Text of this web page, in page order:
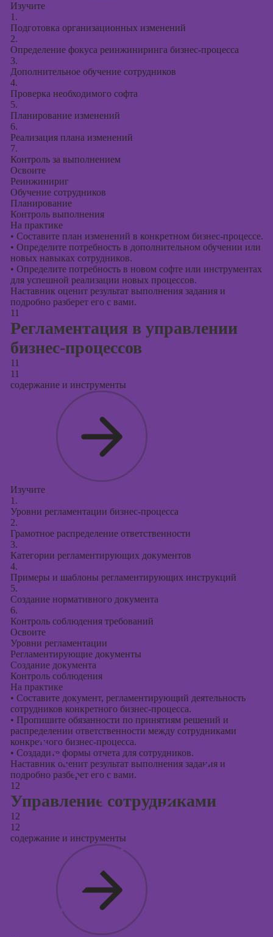
Изучите
1.
Подготовка организационных изменений
2.
Определение фокуса реинжиниринга бизнес-процесса
3.
Дополнительное обучение сотрудников
4.
Проверка необходимого софта
5.
Планирование изменений
6.
Реализация плана изменений
7.
Контроль за выполнением
Освоите
Реинжинириг
Обучение сотрудников
Планирование
Контроль выполнения
На практике
• Составите план изменений в конкретном бизнес-процессе.
• Определите потребность в дополнительном обучении или
новых навыках сотрудников.
• Определите потребность в новом софте или инструментах
для успешной реализации новых процессов.
Наставник оценит результат выполнения задания и
подробно разберет его с вами.
11
Регламентация в управлении
бизнес-процессов
11
11
содержание и инструменты
Изучите
1.
Уровни регламентации бизнес-процесса
2.
Грамотное распределение ответственности
3.
Категории регламентирующих документов
4.
Примеры и шаблоны регламентирующих инструкций
5.
Создание нормативного документа
6.
Контроль соблюдения требований
Освоите
Уровни регламентации
Регламентирующие документы
Создание документа
Контроль соблюдения
На практике
• Составите документ, регламентирующий деятельность
сотрудников конкретного бизнес-процесса.
• Пропишите обязанности по принятиям решений и
распределении ответственности между сотрудниками
конкретного бизнес-процесса.
• Создадите формы отчета для сотрудников.
Наставник оценит результат выполнения задания и
подробно разберет его с вами.
12
Управление сотрудниками
12
12
содержание и инструменты